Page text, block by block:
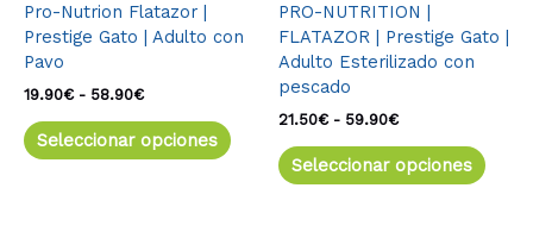
Pro-Nutrion Flatazor |
Prestige Gato | Adulto con
Pavo
19.90€ - 58.90€
Seleccionar opciones
página
de
producto
PRO-NUTRITION |
FLATAZOR | Prestige Gato |
Adulto Esterilizado con
pescado
21.50€ - 59.90€
Seleccionar opciones
de